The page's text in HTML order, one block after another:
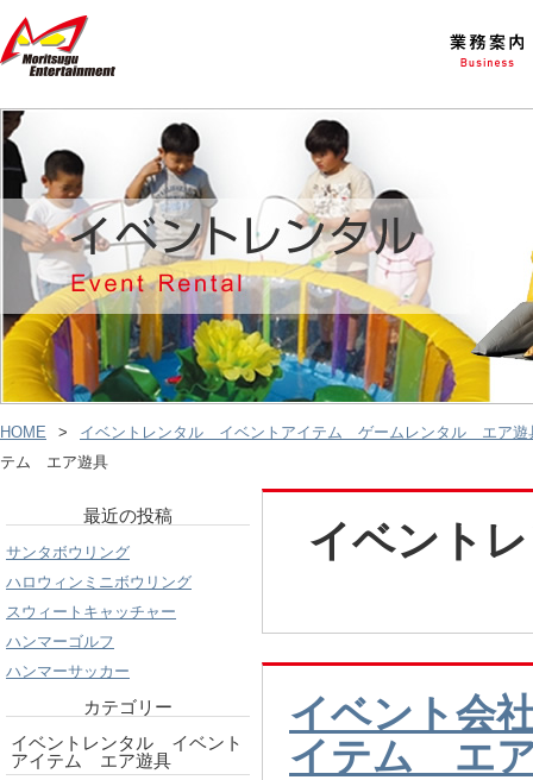
HOME
イベントレンタル イベントアイテム ゲームレンタル エア
テム エア遊具
イベント
イベント会
イテム エ
最近の投稿
サンタボウリング
ハロウィンミニボウリング
スウィートキャッチャー
ハンマーゴルフ
ハンマーサッカー
カテゴリー
イベントレンタル イベント
アイテム エア遊具